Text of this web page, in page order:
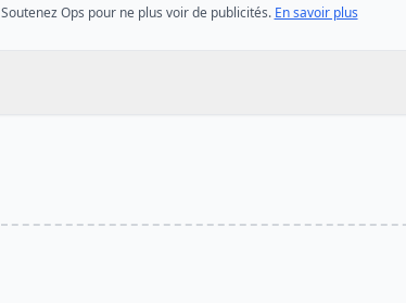
Soutenez Ops pour ne plus voir de publicités. En savoir plus